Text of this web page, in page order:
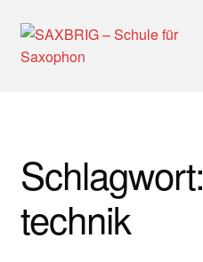
Zur
Navigation
Zum
Inhalt
Aktuelle Blog Artikel
ANMELDUNG
Schlagwort:
technik